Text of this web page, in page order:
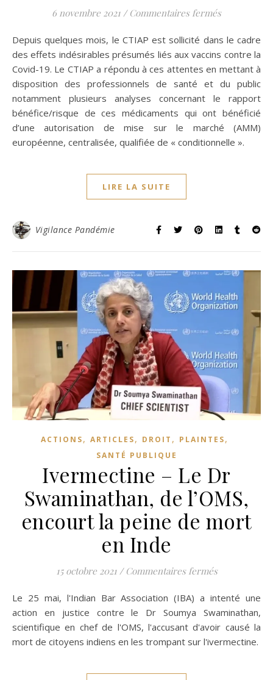
6 novembre 2021 / Commentaires ferméssur CTIAP
Depuis quelques mois, le CTIAP est sollicité dans le cadre
des effets indésirables présumés liés aux vaccins contre la
Covid-19. Le CTIAP a répondu à ces attentes en mettant à
disposition des professionnels de santé et du public
notamment plusieurs analyses concernant le rapport
bénéfice/risque de ces médicaments qui ont bénéficié
d’une autorisation de mise sur le marché (AMM)
européenne, centralisée, qualifiée de « conditionnelle ».
LIRE LA SUITE
Vigilance Pandémie
ACTIONS, ARTICLES, DROIT , PLAINTES,
SANTÉ PUBLIQUE
Ivermectine – Le Dr
Swaminathan, de l’OMS,
encourt la peine de mort
en Inde
15 octobre 2021 / Commentaires ferméssur
Le 25 mai, l'Indian Bar Association (IBA) a intenté une
action en justice contre le Dr Soumya Swaminathan,
scientifique en chef de l'OMS, l'accusant d'avoir causé la
mort de citoyens indiens en les trompant sur l'ivermectine.